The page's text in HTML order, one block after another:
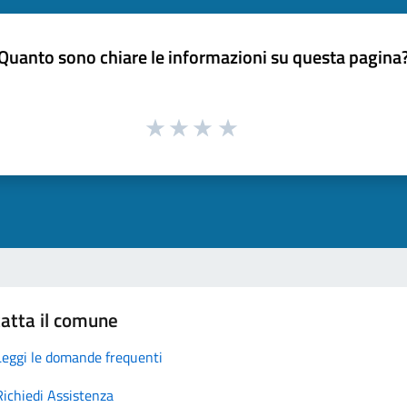
sono chiare le informazioni su questa
il comune
le domande frequenti
Assistenza